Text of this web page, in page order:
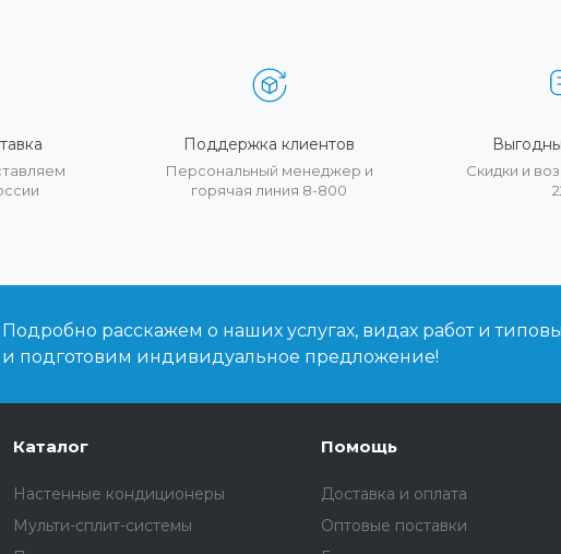
Поддержка клиентов
Персональный менеджер и
горячая линия 8-800
Скидки и
Подробно расскажем о наших услугах, видах работ и
и подготовим индивидуальное предложение!
Каталог
Настенные кондиционеры
Мульти-сплит-системы
Помощь
Доставка и оплата
Оптовые поставки